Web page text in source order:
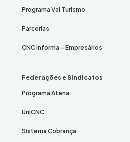
Programa Vai Turismo
Parcerias
CNC Informa – Empresários
Federações e Sindicatos
Programa Atena
UniCNC
Sistema Cobrança